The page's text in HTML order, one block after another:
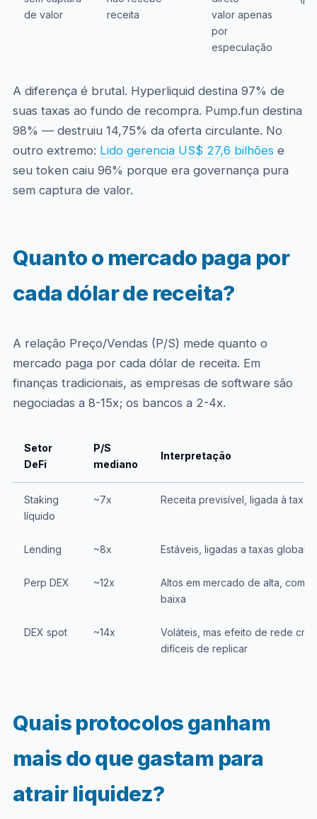
de valor
receita
valor apenas
por
especulação
A diferença é brutal. Hyperliquid destina 97% de
suas taxas ao fundo de recompra. Pump.fun destina
98% — destruiu 14,75% da oferta circulante. No
outro extremo: Lido gerencia US$ 27,6 bilhõese
seu token caiu 96% porque era governança pura
sem captura de valor.
Quanto o mercado paga por
cada dólar de receita?
A relação Preço/Vendas (P/S) mede quanto o
mercado paga por cada dólar de receita. Em
finanças tradicionais, as empresas de software são
negociadas a 8-15x; os bancos a 2-4x.
Setor
DeFi
P/S
mediano
Interpretação
Staking
líquido
~7x Receita previsível, ligada à taxa
Lending ~8x Estáveis, ligadas a taxas globais
Perp DEX ~12x
Altos em mercado de alta,
baixa
DEX spot ~14x
Voláteis, mas efeito de rede cria
difíceis de replicar
Quais protocolos ganham
mais do que gastam para
atrair liquidez?